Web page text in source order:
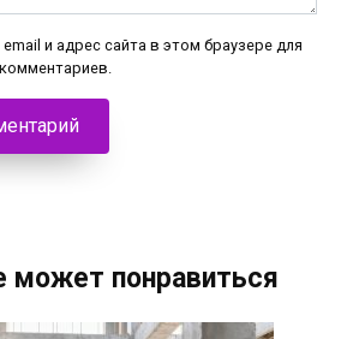
и адрес сайта в этом браузере для
может понравиться